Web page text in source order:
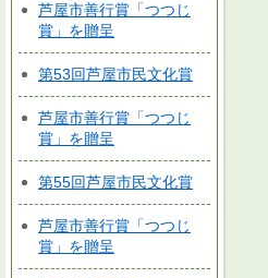
芦屋市善行賞「つつじ
賞」を贈呈
第53回芦屋市民文化賞
芦屋市善行賞「つつじ
賞」を贈呈
第55回芦屋市民文化賞
芦屋市善行賞「つつじ
賞」を贈呈